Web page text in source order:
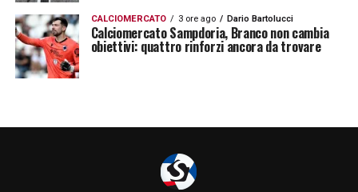
CALCIOMERCATO 3 ore ago Dario Bartolucci
Calciomercato Sampdoria, Branco non cambia
obiettivi: quattro rinforzi ancora da trovare